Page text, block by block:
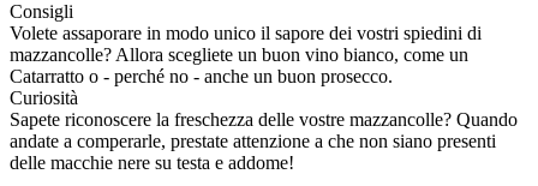
Consigli
Volete assaporare in modo unico il sapore dei vostri spiedini di
mazzancolle? Allora scegliete un buon vino bianco, come un
Catarratto o - perché no - anche un buon prosecco.
Curiosità
Sapete riconoscere la freschezza delle vostre mazzancolle? Quando
andate a comperarle, prestate attenzione a che non siano presenti
delle macchie nere su testa e addome!